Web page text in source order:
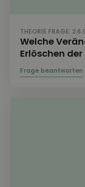
THEORIE FRAGE:
Welche
Erlöschen